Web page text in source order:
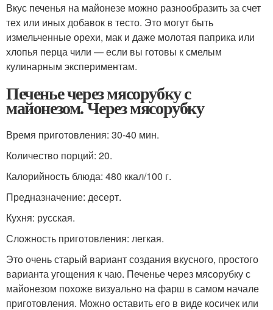
Вкус печенья на майонезе можно разнообразить за счет
тех или иных добавок в тесто. Это могут быть
измельченные орехи, мак и даже молотая паприка или
хлопья перца чили — если вы готовы к смелым
кулинарным экспериментам.
Печенье через мясорубку с
майонезом. Через мясорубку
Время приготовления: 30-40 мин.
Количество порций: 20.
Калорийность блюда: 480 ккал/100 г.
Предназначение: десерт.
Кухня: русская.
Сложность приготовления: легкая.
Это очень старый вариант создания вкусного, простого
варианта угощения к чаю. Печенье через мясорубку с
майонезом похоже визуально на фарш в самом начале
приготовления. Можно оставить его в виде косичек или